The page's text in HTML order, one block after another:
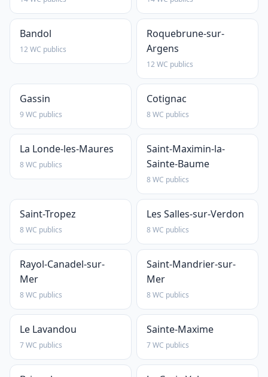
Bandol
12 WC publics
Roquebrune-sur-
Argens
12 WC publics
Gassin
9 WC publics
Cotignac
8 WC publics
La Londe-les-Maures
8 WC publics
Saint-Maximin-la-
Sainte-Baume
8 WC publics
Saint-Tropez
8 WC publics
Les Salles-sur-Verdon
8 WC publics
Rayol-Canadel-sur-
Mer
8 WC publics
Saint-Mandrier-sur-
Mer
8 WC publics
Le Lavandou
7 WC publics
Sainte-Maxime
7 WC publics